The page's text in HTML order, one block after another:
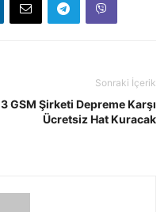
Sonraki İçerik
3 GSM Şirketi Depreme Karşı
Ücretsiz Hat Kuracak